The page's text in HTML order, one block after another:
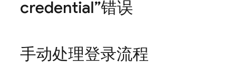
credential”错误
手动处理登录流程